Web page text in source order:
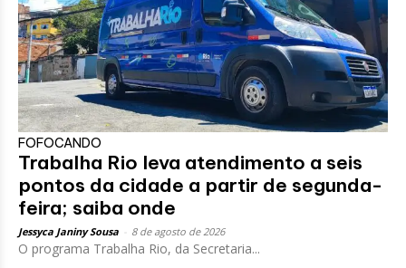
FOFOCANDO
Trabalha Rio leva atendimento a seis
pontos da cidade a partir de segunda-
feira; saiba onde
Jessyca Janiny Sousa 8 de agosto de 2026
O programa Trabalha Rio, da Secretaria...